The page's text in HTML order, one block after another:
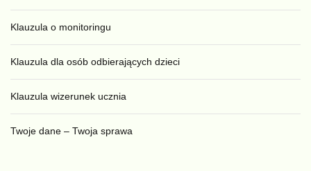
Klauzula o monitoringu
Klauzula dla osób odbierających dzieci
Klauzula wizerunek ucznia
Twoje dane – Twoja sprawa